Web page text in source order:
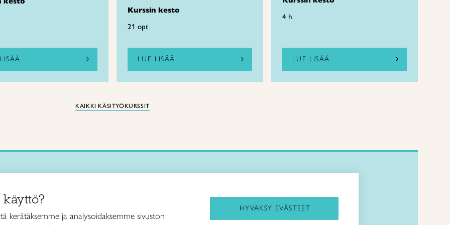
Kurssin kesto
21 opt
LUE LISÄÄ
4 h
LUE LISÄÄ
KAIKKI KÄSITYÖKURSSIT
taideteollisuusliitto Taito ry
61
Käsityöohjeet
Kirjaudu Taitocampukseen
kerätäksemme ja analysoidaksemme sivuston
HYVÄKSY EVÄSTEET